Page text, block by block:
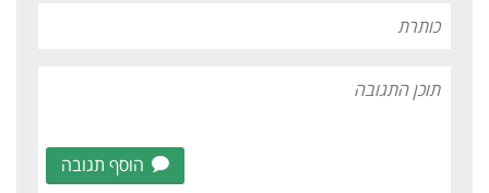
הוסף תגובה